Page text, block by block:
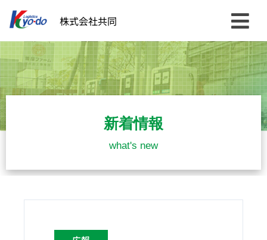
ス
キ
ッ
プ
株式会社共同
新着情報
what's new